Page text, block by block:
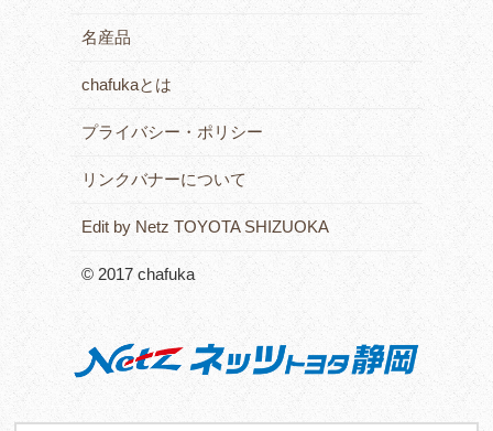
名産品
chafukaとは
プライバシー・ポリシー
リンクバナーについて
Edit by Netz TOYOTA SHIZUOKA
© 2017 chafuka